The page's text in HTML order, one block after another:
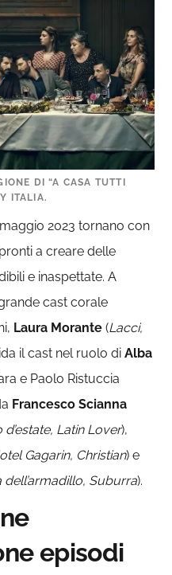
DI “A CASA TUTTI
ITALIA.
2023 tornano con
a creare delle
e inaspettate. A
cast corale
Laura Morante (Lacci,
il cast nel ruolo diAlba
e Paolo Ristuccia
Francesco Scianna
Latin Lover),
Gagarin, Christian) e
dell’armadillo, Suburra).
episodi